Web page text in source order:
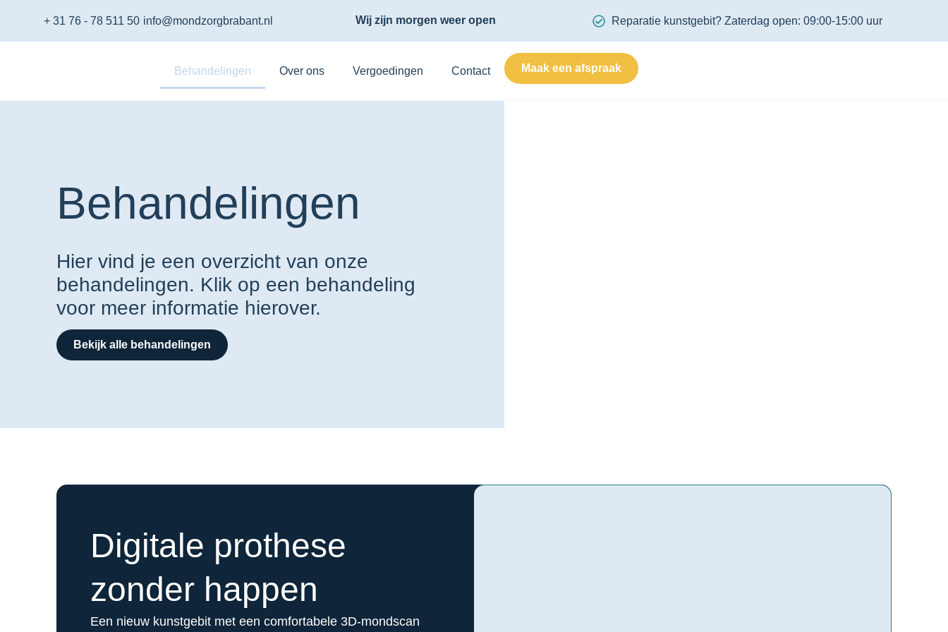
+ 31 76 - 78 511 50 info@mondzorgbrabant.nl Wij zijn morgen weer open Reparatie kunstgebit? Zaterdag open: 09:00-15:00 uur
Behandelingen Over ons Vergoedingen Contact Maak een afspraak
Behandelingen
Hier vind je een overzicht van onze
behandelingen. Klik op een behandeling
voor meer informatie hierover.
Bekijk alle behandelingen
Digitale prothese
zonder happen
Een nieuw kunstgebit met een comfortabele 3D-mondscan